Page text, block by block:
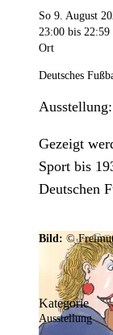
So 9. August
23:00 bis 22:59
Ort
Deutsches
Gezeigt
Sport bis
Deutschen
Bild: ©
Kategorie
Ausstellung